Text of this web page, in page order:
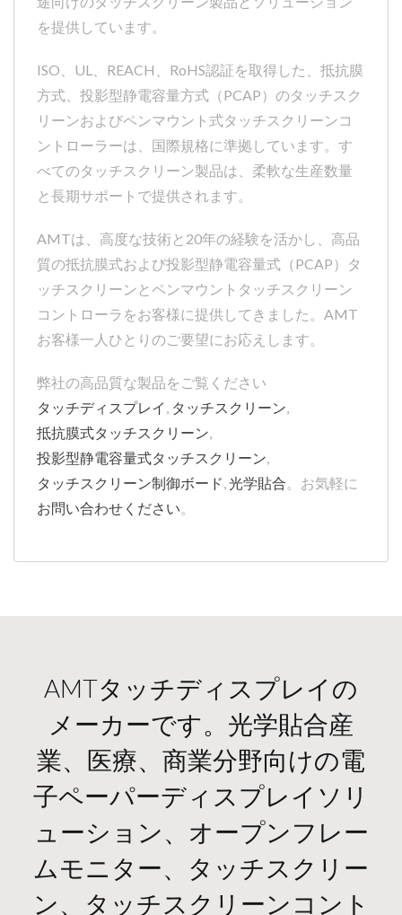
を提供しています。
ISO、UL、REACH、RoHS認証を取得した、抵抗膜
方式、投影型静電容量方式（PCAP）のタッチスク
リーンおよびペンマウント式タッチスクリーンコ
ントローラーは、国際規格に準拠しています。す
べてのタッチスクリーン製品は、柔軟な生産数量
と長期サポートで提供されます。
AMTは、高度な技術と20年の経験を活かし、高品
質の抵抗膜式および投影型静電容量式（PCAP）タ
ッチスクリーンとペンマウントタッチスクリーン
コントローラをお客様に提供してきました。AMT
お客様一人ひとりのご要望にお応えします。
弊社の高品質な製品をご覧ください
タッチディスプレイ , タッチスクリーン,
抵抗膜式タッチスクリーン,
投影型静電容量式タッチスクリーン,
タッチスクリーン制御ボード,光学貼合。お気軽に
お問い合わせください。
AMTタッチディスプレイの
メーカーです。光学貼合産
業、医療、商業分野向けの電
子ペーパーディスプレイソリ
ューション、オープンフレー
ムモニター、タッチスクリー
ン、タッチスクリーンコント